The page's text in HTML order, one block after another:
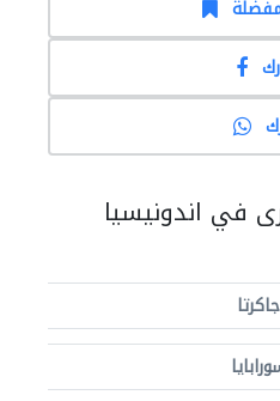
في اندونيسيا
جاكرتا